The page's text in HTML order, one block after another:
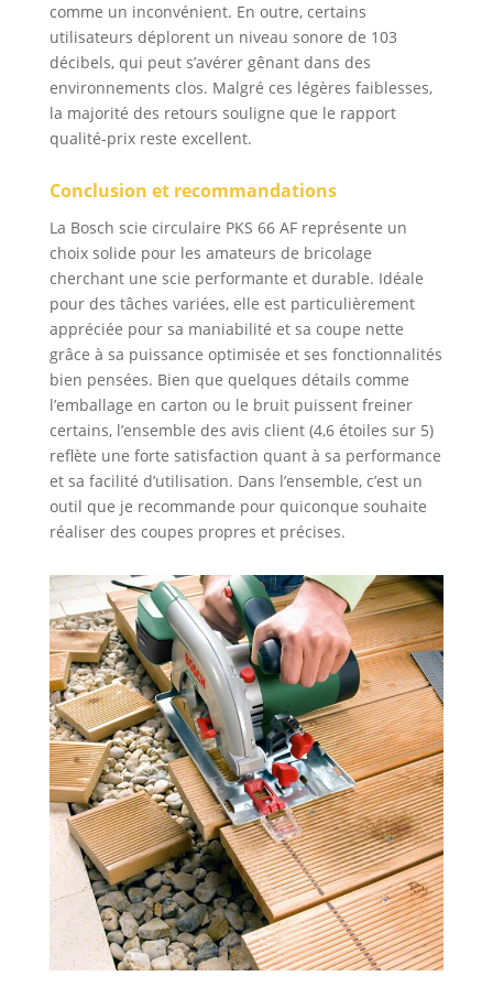
comme un inconvénient. En outre, certains
utilisateurs déplorent un niveau sonore de 103
décibels, qui peut s’avérer gênant dans des
environnements clos. Malgré ces légères faiblesses,
la majorité des retours souligne que le rapport
qualité-prix reste excellent.
Conclusion et recommandations
La Bosch scie circulaire PKS 66 AF représente un
choix solide pour les amateurs de bricolage
cherchant une scie performante et durable. Idéale
pour des tâches variées, elle est particulièrement
appréciée pour sa maniabilité et sa coupe nette
grâce à sa puissance optimisée et ses fonctionnalités
bien pensées. Bien que quelques détails comme
l’emballage en carton ou le bruit puissent freiner
certains, l’ensemble des avis client (4,6 étoiles sur 5)
reflète une forte satisfaction quant à sa performance
et sa facilité d’utilisation. Dans l’ensemble, c’est un
outil que je recommande pour quiconque souhaite
réaliser des coupes propres et précises.